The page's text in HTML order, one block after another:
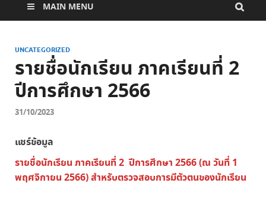
MAIN MENU
UNCATEGORIZED
รายชื่อนักเรียน ภาคเรียนที่ 2
ปีการศึกษา 2566
31/10/2023
แชร์ข้อมูล
รายชื่อนักเรียน ภาคเรียนที่ 2 ปีการศึกษา 2566 (ณ วันที่ 1
พฤศจิกายน 2566)สำหรับตรวจสอบการมีตัวตนของนักเรียน